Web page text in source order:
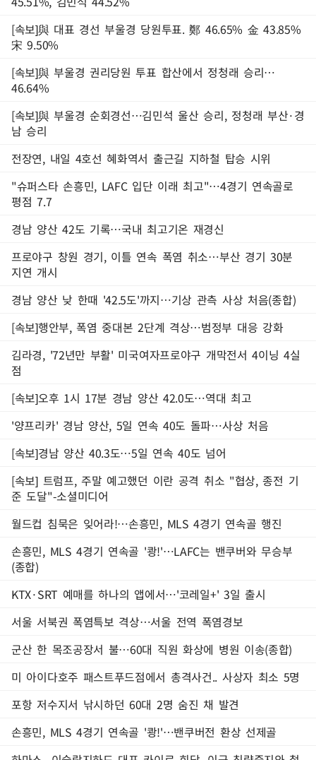
[속보]與 대표 경선 부울경 당원투표. 鄭 46.65% 金 43.85%
宋 9.50%
[속보]與 부울경 권리당원 투표 합산에서 정청래 승리…
46.64%
[속보]與 부울경 순회경선…김민석 울산 승리, 정청래 부산·경
남 승리
전장연, 내일 4호선 혜화역서 출근길 지하철 탑승 시위
"슈퍼스타 손흥민, LAFC 입단 이래 최고"…4경기 연속골로
평점 7.7
경남 양산 42도 기록…국내 최고기온 재경신
프로야구 창원 경기, 이틀 연속 폭염 취소…부산 경기 30분
지연 개시
경남 양산 낮 한때 '42.5도'까지…기상 관측 사상 처음(종합)
[속보]행안부, 폭염 중대본 2단계 격상…범정부 대응 강화
김라경, '72년만 부활' 미국여자프로야구 개막전서 4이닝 4실
점
[속보]오후 1시 17분 경남 양산 42.0도…역대 최고
'양프리카' 경남 양산, 5일 연속 40도 돌파…사상 처음
[속보]경남 양산 40.3도…5일 연속 40도 넘어
[속보] 트럼프, 주말 예고했던 이란 공격 취소 "협상, 종전 기
준 도달"-소셜미디어
월드컵 침묵은 잊어라!…손흥민, MLS 4경기 연속골 행진
손흥민, MLS 4경기 연속골 '쾅!'…LAFC는 밴쿠버와 무승부
(종합)
KTX·SRT 예매를 하나의 앱에서…'코레일+' 3일 출시
서울 서북권 폭염특보 격상…서울 전역 폭염경보
군산 한 목조공장서 불…60대 직원 화상에 병원 이송(종합)
미 아이다호주 패스트푸드점에서 총격사건.. 사상자 최소 5명
포항 저수지서 낚시하던 60대 2명 숨진 채 발견
손흥민, MLS 4경기 연속골 '쾅!'…밴쿠버전 환상 선제골